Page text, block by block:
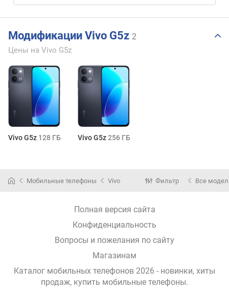
Модификации Vivo G5z 2
Цены на Vivo G5z
Vivo G5z 128 ГБ Vivo G5z256 ГБ
Мобильные телефоны Vivo Фильтр Все
Полная версия сайта
Конфиденциальность
Вопросы и пожелания по сайту
Магазинам
Каталог мобильных телефонов 2026 - новинки, хиты
продаж, купить мобильные телефоны.